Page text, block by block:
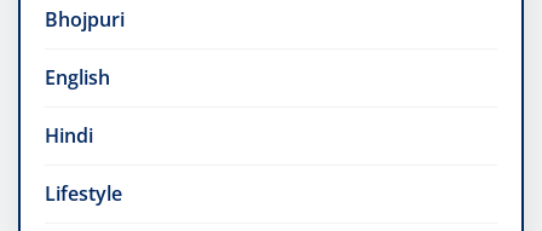
Bhojpuri
English
Hindi
Lifestyle